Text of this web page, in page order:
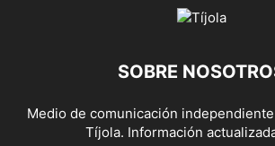
SOBRE
Medio de comunicación
Tíjola. Información